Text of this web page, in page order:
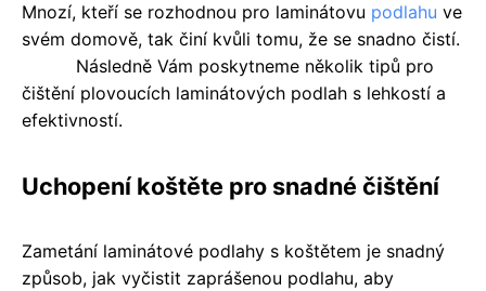
Mnozí, kteří se rozhodnou pro laminátovu podlahu ve
svém domově, tak činí kvůli tomu, že se snadno čistí.
Následně Vám poskytneme několik tipů pro
čištění plovoucích laminátových podlah s lehkostí a
efektivností.
Uchopení koštěte pro snadné čištění
Zametání laminátové podlahy s koštětem je snadný
způsob, jak vyčistit zaprášenou podlahu, aby